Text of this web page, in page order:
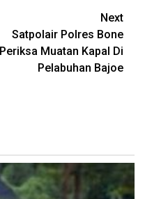
Next
Satpolair Polres Bone
Periksa Muatan Kapal Di
Pelabuhan Bajoe